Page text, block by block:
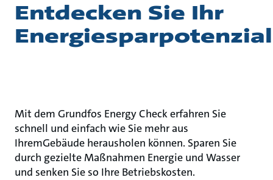
Entdecken Sie Ihr
Mit dem Grundfos Energy Check erfahren Sie
schnell und einfach wie Sie mehr aus
IhremGebäude herausholen können. Sparen Sie
durch gezielte Maßnahmen Energie und Wasser
und senken Sie so Ihre Betriebskosten.